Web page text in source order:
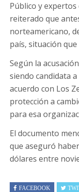
Público y
reiterado que
norteamericano,
país, situación
Según la
siendo candidata
acuerdo con Los
protección a
para esa
El documento
que aseguró
dólares entre
FACEBOOK